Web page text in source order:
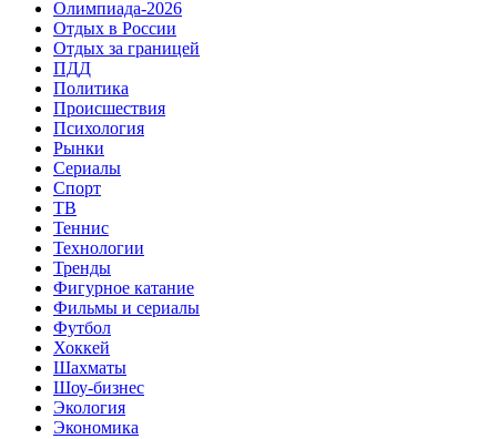
Олимпиада-2026
Отдых в России
Отдых за границей
ПДД
Политика
Происшествия
Психология
Рынки
Сериалы
Спорт
ТВ
Теннис
Технологии
Тренды
Фигурное катание
Фильмы и сериалы
Футбол
Хоккей
Шахматы
Шоу-бизнес
Экология
Экономика